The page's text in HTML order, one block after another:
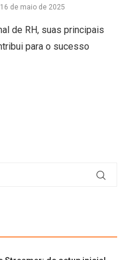
16 de maio de 2025
de RH, suas principais
para o sucesso